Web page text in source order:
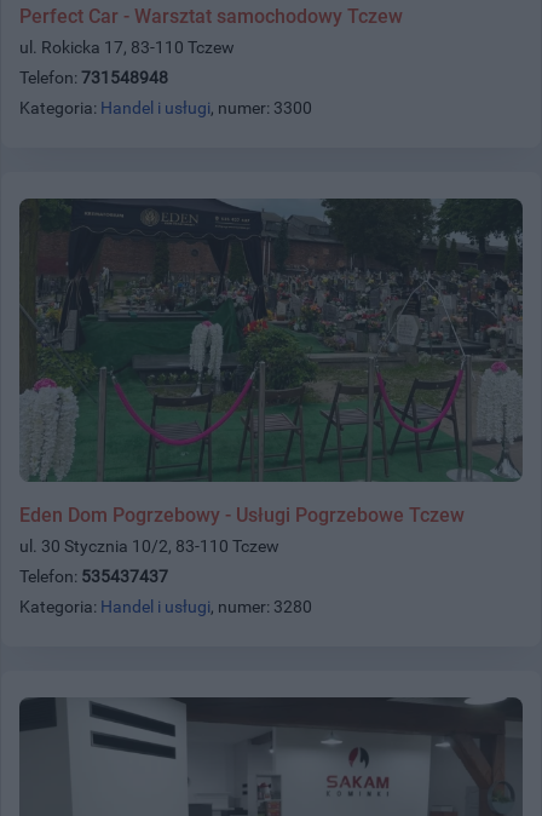
Perfect Car - Warsztat samochodowy Tczew
ul. Rokicka 17, 83-110 Tczew
Telefon: 731548948
Kategoria: Handel i usługi, numer: 3300
Eden Dom Pogrzebowy - Usługi Pogrzebowe Tczew
ul. 30 Stycznia 10/2, 83-110 Tczew
Telefon: 535437437
Kategoria: Handel i usługi, numer: 3280